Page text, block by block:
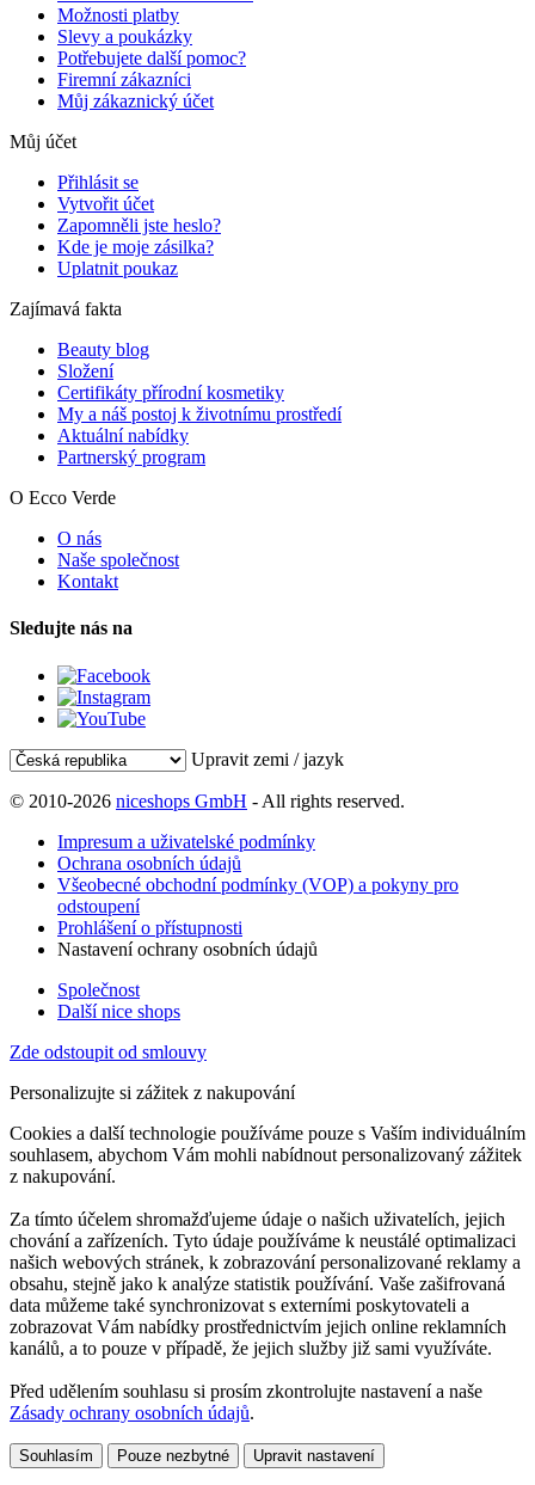
Možnosti platby
Slevy a poukázky
Potřebujete další pomoc?
Firemní zákazníci
Můj zákaznický účet
Můj účet
Přihlásit se
Vytvořit účet
Zapomněli jste heslo?
Kde je moje zásilka?
Uplatnit poukaz
Zajímavá fakta
Beauty blog
Složení
Certifikáty přírodní kosmetiky
My a náš postoj k životnímu prostředí
Aktuální nabídky
Partnerský program
O Ecco Verde
O nás
Naše společnost
Kontakt
Sledujte nás na
Upravit zemi / jazyk
© 2010-2026 niceshops GmbH - All rights reserved.
Impresum a uživatelské podmínky
Ochrana osobních údajů
Všeobecné obchodní podmínky (VOP) a pokyny pro
odstoupení
Prohlášení o přístupnosti
Nastavení ochrany osobních údajů
Společnost
Další nice shops
Zde odstoupit od smlouvy
Personalizujte si zážitek z nakupování
Cookies a další technologie používáme pouze s Vaším individuálním
souhlasem, abychom Vám mohli nabídnout personalizovaný zážitek
z nakupování.
Za tímto účelem shromažďujeme údaje o našich uživatelích, jejich
chování a zařízeních. Tyto údaje používáme k neustálé optimalizaci
našich webových stránek, k zobrazování personalizované reklamy a
obsahu, stejně jako k analýze statistik používání. Vaše zašifrovaná
data můžeme také synchronizovat s externími poskytovateli a
zobrazovat Vám nabídky prostřednictvím jejich online reklamních
kanálů, a to pouze v případě, že jejich služby již sami využíváte.
Před udělením souhlasu si prosím zkontrolujte nastavení a naše
Zásady ochrany osobních údajů.
Souhlasím Pouze nezbytné Upravit nastavení